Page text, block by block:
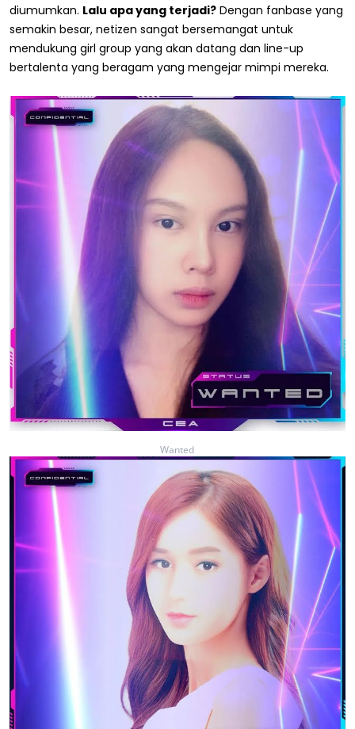
diumumkan. Lalu apa yang terjadi? Dengan fanbase yang
semakin besar, netizen sangat bersemangat untuk
mendukung girl group yang akan datang dan line-up
bertalenta yang beragam yang mengejar mimpi mereka.
Wanted